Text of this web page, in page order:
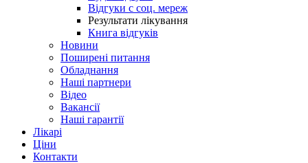
Відгуки с соц. мереж
Результати лікування
Книга відгуків
Новини
Поширені питання
Обладнання
Наші партнери
Відео
Вакансії
Наші гарантії
Лікарі
Ціни
Контакти